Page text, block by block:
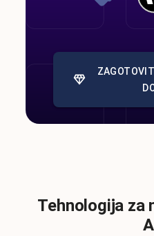
Tehnologija za